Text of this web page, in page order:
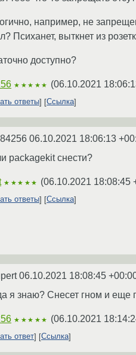
например, не
Психанет, выткнет из
доступно?
★★★★★ (06.10.2021
ответы Ссылка
06.10.2021 18:06:13
packagekit снести?
★★★★★ (06.10.2021 18:08:45
ответы Ссылка
06.10.2021 18:08:45
я знаю? Снесет гном и
★★★★★ (06.10.2021
ответ Ссылка